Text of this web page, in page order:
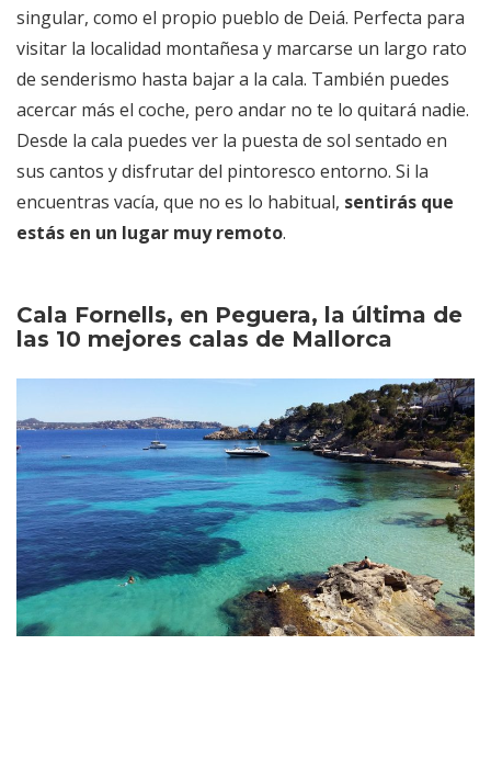
singular, como el propio pueblo de Deiá. Perfecta para
visitar la localidad montañesa y marcarse un largo rato
de senderismo hasta bajar a la cala. También puedes
acercar más el coche, pero andar no te lo quitará nadie.
Desde la cala puedes ver la puesta de sol sentado en
sus cantos y disfrutar del pintoresco entorno. Si la
encuentras vacía, que no es lo habitual, sentirás que
estás en un lugar muy remoto.
Cala Fornells, en Peguera, la última de
las 10 mejores calas de Mallorca